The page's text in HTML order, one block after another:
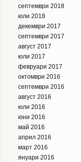
септември 2018
юли 2018
декември 2017
септември 2017
август 2017
юли 2017
февруари 2017
октомври 2016
септември 2016
август 2016
юли 2016
юни 2016
май 2016
април 2016
март 2016
януари 2016